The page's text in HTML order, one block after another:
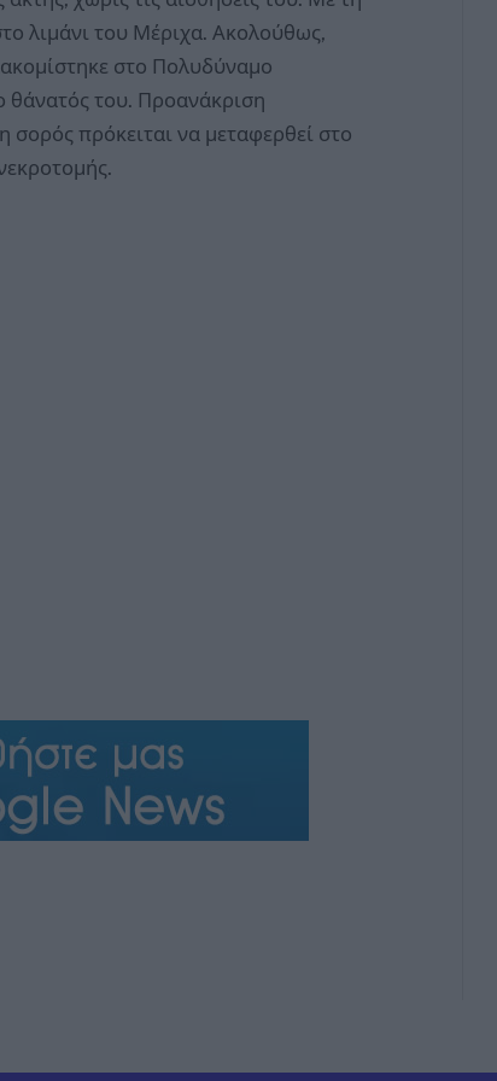
λιμάνι του Μέριχα. Ακολούθως,
στο Πολυδύναμο
θάνατός του. Προανάκριση
σορός πρόκειται να μεταφερθεί στο